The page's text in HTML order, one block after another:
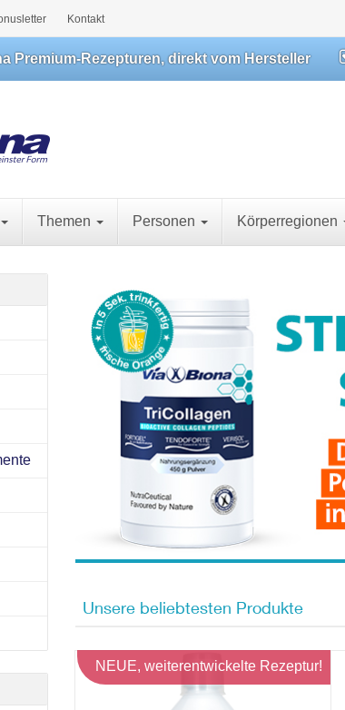
Kontakt
Premium-Rezepturen, direkt vom Hersteller
Themen Personen Körperregionen
Unsere beliebtesten Produkte
NEUE, weiterentwickelte Rezeptur!